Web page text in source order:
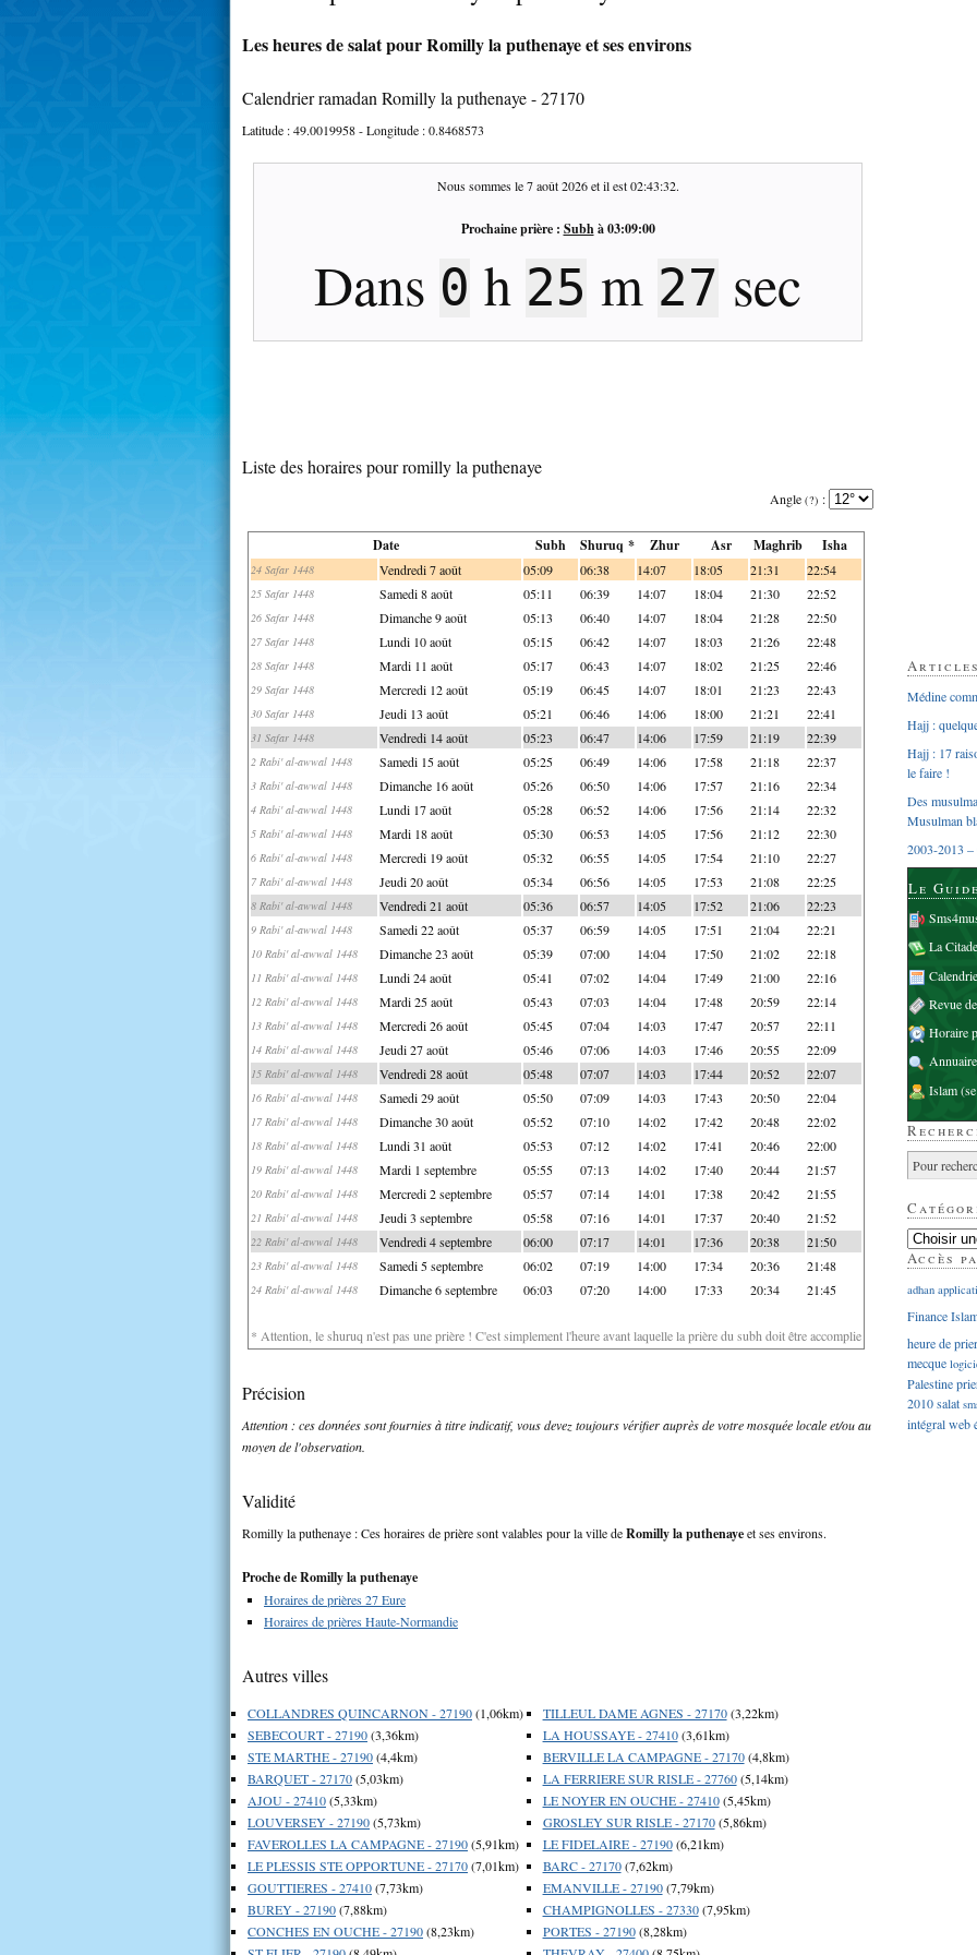
Les heures de salat pour Romilly la puthenaye et ses environs
Calendrier ramadan Romilly la puthenaye - 27170
Latitude :49.0019958- Longitude :0.8468573
Nous sommes le7 août 2026et il est02:43:33.
Prochaine prière : Subhà03:09:00
Dans 0 h 25 m 26 sec
Liste des horaires pour romilly la puthenaye
Angle (?) :
Date Subh Shuruq * Zhur Asr Maghrib Isha
24 Safar 1448 Vendredi 7 août 05:09 06:38 14:07 18:05 21:31 22:54
25 Safar 1448 Samedi 8 août 05:11 06:39 14:07 18:04 21:30 22:52
26 Safar 1448 Dimanche 9 août 05:13 06:40 14:07 18:04 21:28 22:50
27 Safar 1448 Lundi 10 août 05:15 06:42 14:07 18:03 21:26 22:48
28 Safar 1448 Mardi 11 août 05:17 06:43 14:07 18:02 21:25 22:46
29 Safar 1448 Mercredi 12 août 05:19 06:45 14:07 18:01 21:23 22:43
30 Safar 1448 Jeudi 13 août 05:21 06:46 14:06 18:00 21:21 22:41
31 Safar 1448 Vendredi 14 août 05:23 06:47 14:06 17:59 21:19 22:39
2 Rabi' al-awwal 1448 Samedi 15 août 05:25 06:49 14:06 17:58 21:18 22:37
3 Rabi' al-awwal 1448 Dimanche 16 août 05:26 06:50 14:06 17:57 21:16 22:34
4 Rabi' al-awwal 1448 Lundi 17 août 05:28 06:52 14:06 17:56 21:14 22:32
5 Rabi' al-awwal 1448 Mardi 18 août 05:30 06:53 14:05 17:56 21:12 22:30
6 Rabi' al-awwal 1448 Mercredi 19 août 05:32 06:55 14:05 17:54 21:10 22:27
7 Rabi' al-awwal 1448 Jeudi 20 août 05:34 06:56 14:05 17:53 21:08 22:25
8 Rabi' al-awwal 1448 Vendredi 21 août 05:36 06:57 14:05 17:52 21:06 22:23
9 Rabi' al-awwal 1448 Samedi 22 août 05:37 06:59 14:05 17:51 21:04 22:21
10 Rabi' al-awwal 1448 Dimanche 23 août 05:39 07:00 14:04 17:50 21:02 22:18
11 Rabi' al-awwal 1448 Lundi 24 août 05:41 07:02 14:04 17:49 21:00 22:16
12 Rabi' al-awwal 1448 Mardi 25 août 05:43 07:03 14:04 17:48 20:59 22:14
13 Rabi' al-awwal 1448 Mercredi 26 août 05:45 07:04 14:03 17:47 20:57 22:11
14 Rabi' al-awwal 1448 Jeudi 27 août 05:46 07:06 14:03 17:46 20:55 22:09
15 Rabi' al-awwal 1448 Vendredi 28 août 05:48 07:07 14:03 17:44 20:52 22:07
16 Rabi' al-awwal 1448 Samedi 29 août 05:50 07:09 14:03 17:43 20:50 22:04
17 Rabi' al-awwal 1448 Dimanche 30 août 05:52 07:10 14:02 17:42 20:48 22:02
18 Rabi' al-awwal 1448 Lundi 31 août 05:53 07:12 14:02 17:41 20:46 22:00
19 Rabi' al-awwal 1448 Mardi 1 septembre 05:55 07:13 14:02 17:40 20:44 21:57
20 Rabi' al-awwal 1448 Mercredi 2 septembre 05:57 07:14 14:01 17:38 20:42 21:55
21 Rabi' al-awwal 1448 Jeudi 3 septembre 05:58 07:16 14:01 17:37 20:40 21:52
22 Rabi' al-awwal 1448 Vendredi 4 septembre 06:00 07:17 14:01 17:36 20:38 21:50
23 Rabi' al-awwal 1448 Samedi 5 septembre 06:02 07:19 14:00 17:34 20:36 21:48
24 Rabi' al-awwal 1448 Dimanche 6 septembre 06:03 07:20 14:00 17:33 20:34 21:45
* Attention, le shuruq n'est pas une prière ! C'est simplement l'heure avant laquelle la prière du subh doit être accomplie
Précision
Attention : ces données sont fournies à titre indicatif, vous devez toujours vérifier auprès de votre mosquée locale et/ou au
moyen de l'observation.
Validité
Romilly la puthenaye : Ces horaires de prière sont valables pour la ville deRomilly la puthenayeet ses environs.
Proche de Romilly la puthenaye
Horaires de prières 27 Eure
Horaires de prières Haute-Normandie
Autres villes
COLLANDRES QUINCARNON - 27190(1,06km)
SEBECOURT - 27190(3,36km)
STE MARTHE - 27190(4,4km)
BARQUET - 27170(5,03km)
AJOU - 27410(5,33km)
LOUVERSEY - 27190(5,73km)
FAVEROLLES LA CAMPAGNE - 27190(5,91km)
LE PLESSIS STE OPPORTUNE - 27170(7,01km)
GOUTTIERES - 27410(7,73km)
BUREY - 27190(7,88km)
CONCHES EN OUCHE - 27190(8,23km)
TILLEUL DAME AGNES - 27170(3,22km)
LA HOUSSAYE - 27410(3,61km)
BERVILLE LA CAMPAGNE - 27170(4,8km)
LA FERRIERE SUR RISLE - 27760(5,14km)
LE NOYER EN OUCHE - 27410(5,45km)
GROSLEY SUR RISLE - 27170(5,86km)
LE FIDELAIRE - 27190(6,21km)
BARC - 27170(7,62km)
EMANVILLE - 27190(7,79km)
CHAMPIGNOLLES - 27330(7,95km)
PORTES - 27190(8,28km)
Médine
Hajj :
Hajj : 17
le faire !
Des
Musulman
2003-2013 –
Le
La
Revue
Horaire
Islam
Accès
adhan
Finance
heure de
mecque
Palestine
2010salat
intégralweb